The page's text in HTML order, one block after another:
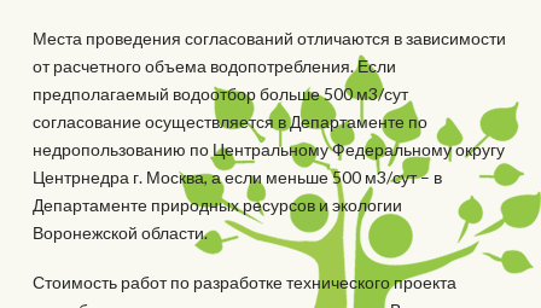
Места проведения согласований отличаются в зависимости
от расчетного объема водопотребления. Если
предполагаемый водоотбор больше 500 м3/сут
согласование осуществляется в Департаменте по
недропользованию по Центральному Федеральному округу
Центрнедра г. Москва, а если меньше 500 м3/сут – в
Департаменте природных ресурсов и экологии
Воронежской области.
Стоимость работ по разработке технического проекта